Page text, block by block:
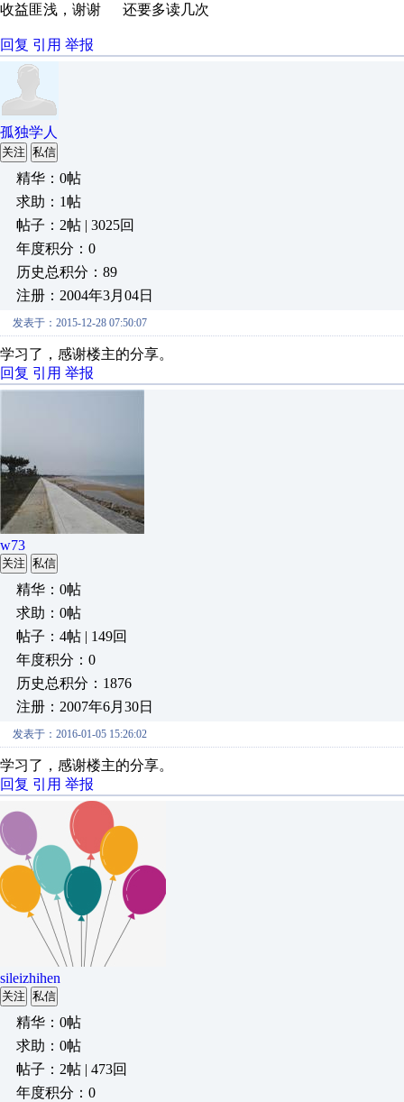
收益匪浅，谢谢 还要多读几次
回复 引用 举报
孤独学人
关注 私信
精华：0帖
求助：1帖
帖子：2帖 | 3025回
年度积分：0
历史总积分：89
注册：2004年3月04日
发表于：2015-12-28 07:50:07
学习了，感谢楼主的分享。
回复 引用 举报
w73
关注 私信
精华：0帖
求助：0帖
帖子：4帖 | 149回
年度积分：0
历史总积分：1876
注册：2007年6月30日
发表于：2016-01-05 15:26:02
学习了，感谢楼主的分享。
回复 引用 举报
sileizhihen
关注 私信
精华：0帖
求助：0帖
帖子：2帖 | 473回
年度积分：0